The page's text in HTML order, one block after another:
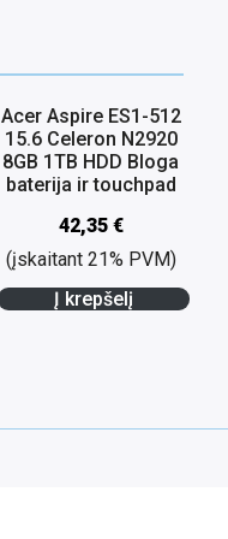
Acer Aspire ES1-512
15.6 Celeron N2920
8GB 1TB HDD Bloga
baterija ir touchpad
42,35 €
(įskaitant 21% PVM)
Į krepšelį